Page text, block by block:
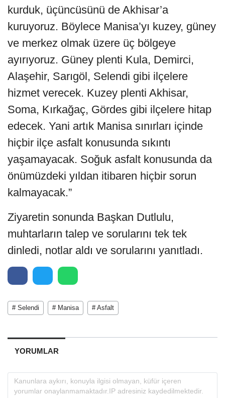
kurduk, üçüncüsünü de Akhisar’a
kuruyoruz. Böylece Manisa’yı kuzey, güney
ve merkez olmak üzere üç bölgeye
ayırıyoruz. Güney plenti Kula, Demirci,
Alaşehir, Sarıgöl, Selendi gibi ilçelere
hizmet verecek. Kuzey plenti Akhisar,
Soma, Kırkağaç, Gördes gibi ilçelere hitap
edecek. Yani artık Manisa sınırları içinde
hiçbir ilçe asfalt konusunda sıkıntı
yaşamayacak. Soğuk asfalt konusunda da
önümüzdeki yıldan itibaren hiçbir sorun
kalmayacak.”
Ziyaretin sonunda Başkan Dutlulu,
muhtarların talep ve sorularını tek tek
dinledi, notlar aldı ve sorularını yanıtladı.
# Selendi # Manisa # Asfalt
YORUMLAR